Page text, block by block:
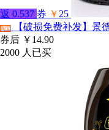
返 0.537 券 ￥ 25
淘宝
【破损免费补发】景
券后 ￥14.90
2000 人已买